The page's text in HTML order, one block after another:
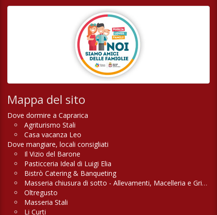
Mappa del sito
Dove dormire a Caprarica
Agriturismo Stali
Casa vacanza Leo
Dove mangiare, locali consigliati
Il Vizio del Barone
Pasticceria Ideal di Luigi Elia
Bistrò Catering & Banqueting
Masseria chiusura di sotto - Allevamenti, Macelleria e Griglieria
Oltregusto
Masseria Stali
Li Curti